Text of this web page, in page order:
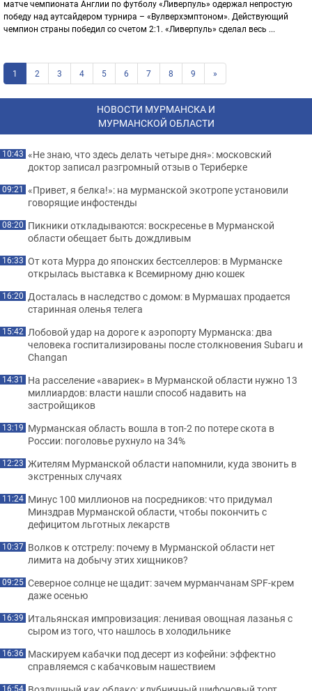
матче чемпионата Англии по футболу «Ливерпуль» одержал непростую
победу над аутсайдером турнира – «Вулверхэмптоном». Действующий
чемпион страны победил со счетом 2:1. «Ливерпуль» сделал весь ...
1 2 3 4 5 6 7 8 9 »
НОВОСТИ МУРМАНСКА И
МУРМАНСКОЙ ОБЛАСТИ
10:43 «Не знаю, что здесь делать четыре дня»: московский
доктор записал разгромный отзыв о Териберке
09:21 «Привет, я белка!»: на мурманской экотропе установили
говорящие инфостенды
08:20 Пикники откладываются: воскресенье в Мурманской
области обещает быть дождливым
16:33 От кота Мурра до японских бестселлеров: в Мурманске
открылась выставка к Всемирному дню кошек
16:20 Досталась в наследство с домом: в Мурмашах продается
старинная оленья телега
15:42 Лобовой удар на дороге к аэропорту Мурманска: два
человека госпитализированы после столкновения Subaru и
Changan
14:31 На расселение «авариек» в Мурманской области нужно 13
миллиардов: власти нашли способ надавить на
застройщиков
13:19 Мурманская область вошла в топ-2 по потере скота в
России: поголовье рухнуло на 34%
12:23 Жителям Мурманской области напомнили, куда звонить в
экстренных случаях
11:24 Минус 100 миллионов на посредников: что придумал
Минздрав Мурманской области, чтобы покончить с
дефицитом льготных лекарств
10:37 Волков к отстрелу: почему в Мурманской области нет
лимита на добычу этих хищников?
09:25 Северное солнце не щадит: зачем мурманчанам SPF-крем
даже осенью
16:39 Итальянская импровизация: ленивая овощная лазанья с
сыром из того, что нашлось в холодильнике
16:36 Маскируем кабачки под десерт из кофейни: эффектно
справляемся с кабачковым нашествием
16:54